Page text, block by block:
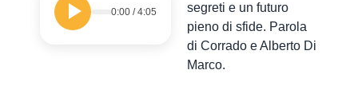
0:00 /4:05
segreti e un futuro
pieno di sfide. Parola
di Corrado e Alberto Di
Marco.